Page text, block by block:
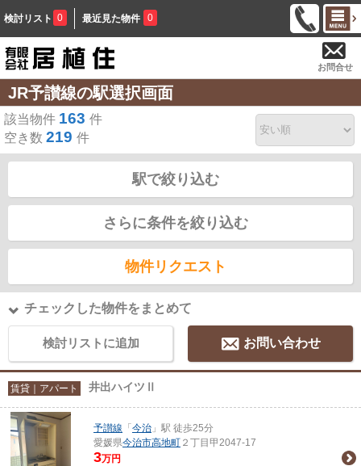
検討リスト 0 最近見た物件 0
お問合せ
JR予讃線の駅選択画面
該当物件 163 件
空き数 219 件
駅で絞り込む
さらに条件を絞り込む
物件リクエスト
チェックした物件をまとめて
検討リストに追加 お問い合わせ
賃貸｜アパート 井出ハイツⅡ
予讃線 「 今治 」駅 徒歩25分
愛媛県今治市高地町 ２丁目甲2047-17
3万円